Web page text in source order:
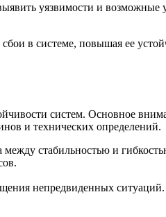
уязвимости и
в системе, повышая ее
систем. Основное
и технических определений.
между стабильностью и
непредвиденных ситуаций.